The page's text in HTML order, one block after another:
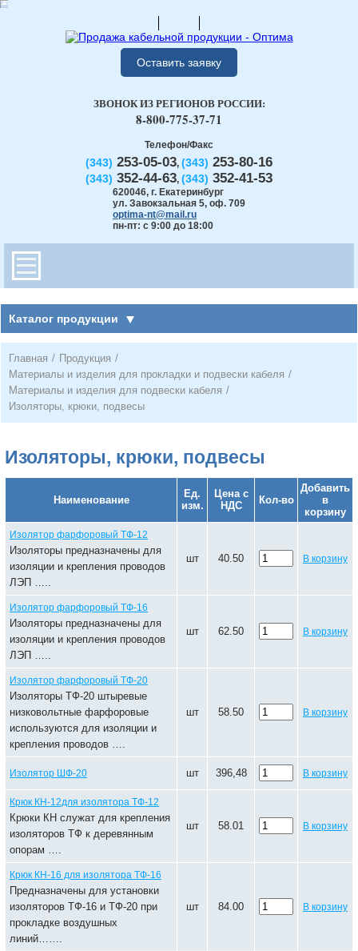
Оставить заявку
Телефон/Факс
(343) 253-05-03, (343) 253-80-16
(343) 352-44-63, (343) 352-41-53
620046, г. Екатеринбург
ул. Завокзальная 5, оф. 709
optima-nt@mail.ru
пн-пт: с 9:00 до 18:00
ЗВОНОК ИЗ РЕГИОНОВ РОССИИ:
8-800-775-37-71
Каталог продукции
Главная / Продукция /
Материалы и изделия для прокладки и подвески кабеля /
Материалы и изделия для подвески кабеля /
Изоляторы, крюки, подвесы
Изоляторы, крюки, подвесы
Наименование
Ед.
изм.
Цена с
НДС
Кол-во
Добавить
в
корзину
Изолятор фарфоровый ТФ-12
Изоляторы предназначены для
изоляции и крепления проводов
ЛЭП …..
шт 40.50 В корзину
Изолятор фарфоровый ТФ-16
Изоляторы предназначены для
изоляции и крепления проводов
ЛЭП …..
шт 62.50 В корзину
Изолятор фарфоровый ТФ-20
Изоляторы ТФ-20 штыревые
низковольтные фарфоровые
используются для изоляции и
крепления проводов ….
шт 58.50 В корзину
Изолятор ШФ-20 шт 396,48 В корзину
Крюк КН-12для изолятора ТФ-12
Крюки КН служат для крепления
изоляторов ТФ к деревянным
опорам ….
шт 58.01 В корзину
Крюк КН-16 для изолятора ТФ-16
Предназначены для установки
изоляторов ТФ-16 и ТФ-20 при
прокладке воздушных
линий…….
шт 84.00 В корзину